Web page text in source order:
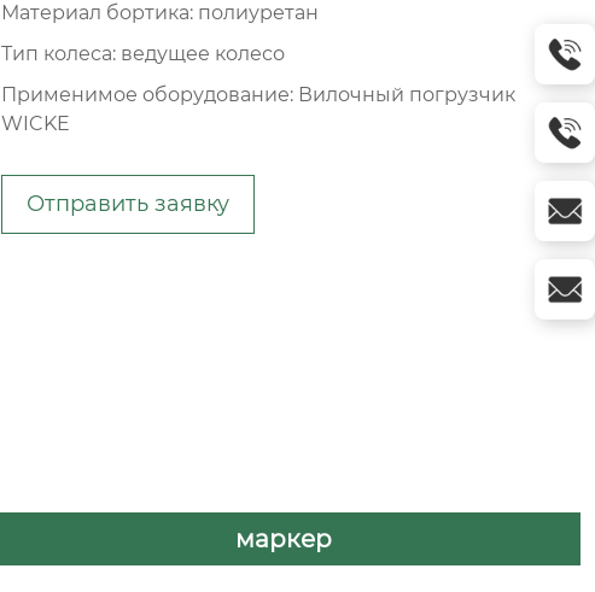
Материал бортика: полиуретан
Тип колеса: ведущее колесо
Применимое оборудование: Вилочный погрузчик
WICKE
Отправить заявку
маркер